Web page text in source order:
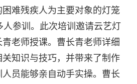
难残疾人为主要对象的灯笼
参训。此次培训邀请云艺灯
老师授课。曹长青老师详细
知识与技巧，并带来了制作
员能够亲自动手实操。曹长